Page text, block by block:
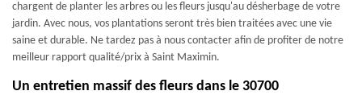
chargent de planter les arbres ou les fleurs jusqu'au désherbage de votre
jardin. Avec nous, vos plantations seront très bien traitées avec une vie
saine et durable. Ne tardez pas à nous contacter afin de profiter de notre
meilleur rapport qualité/prix à Saint Maximin.
Un entretien massif des fleurs dans le 30700